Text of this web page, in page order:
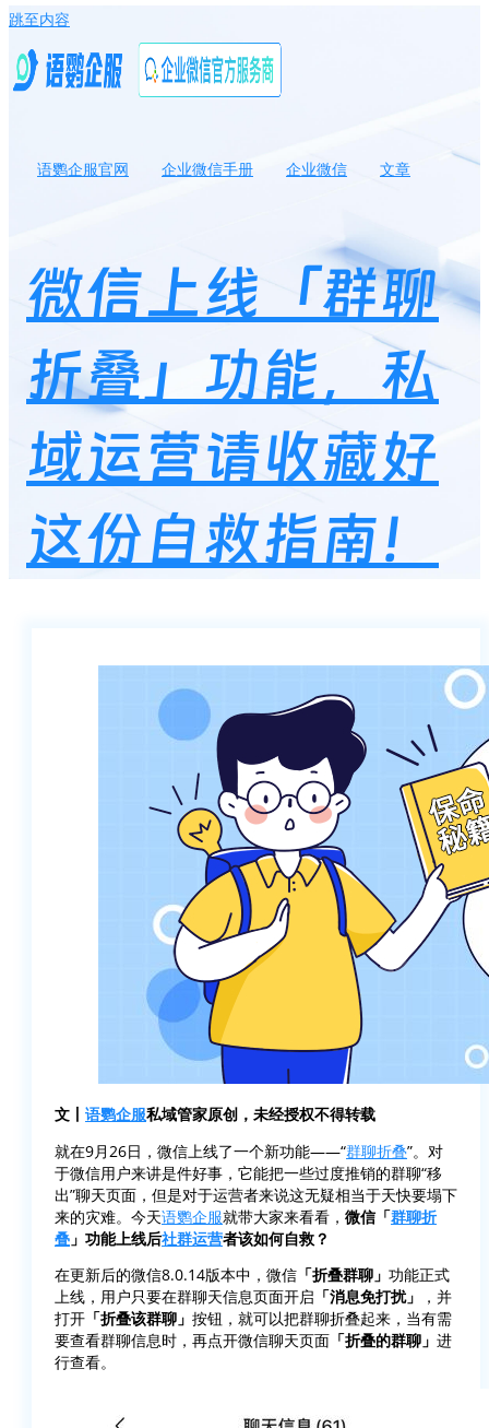
跳至内容
语鹦企服官网 企业微信手册 企业微信
文章
微信上线「群聊
折叠」功能，私
域运营请收藏好
这份自救指南！
文丨 语鹦企服私域管家原创，未经授权不得转载
就在9月26日，微信上线了一个新功能——“群聊折叠”。对
于微信用户来讲是件好事，它能把一些过度推销的群聊“移
出”聊天页面，但是对于运营者来说这无疑相当于天快要塌下
来的灾难。今天语鹦企服就带大家来看看， 微信「群聊折
叠 」功能上线后社群运营者该如何自救？
在更新后的微信8.0.14版本中，微信 「折叠群聊」 功能正式
上线，用户只要在群聊天信息页面开启 「消息免打扰」
，并
打开 「折叠该群聊」 按钮，就可以把群聊折叠起来，当有需
要查看群聊信息时，再点开微信聊天页面 「折叠的群聊」 进
行查看。